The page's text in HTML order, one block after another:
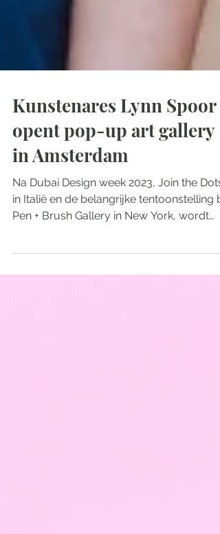
Kunstenares Lynn Spoor
opent pop-up art gallery
in Amsterdam
Na Dubai Design week 2023, Join the Dots
in Italië en de belangrijke tentoonstelling
Amsterdam...